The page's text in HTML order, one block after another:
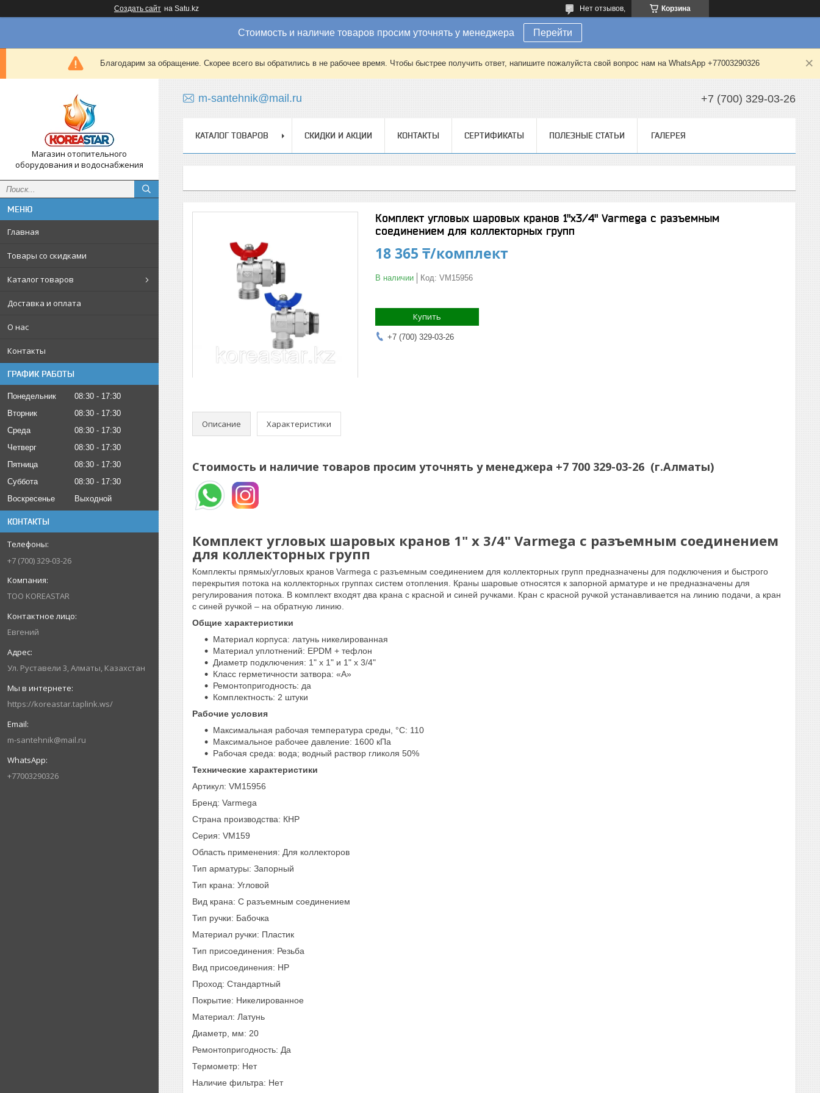
Создать сайт на Satu.kz Корзина
Нет отзывов,
Стоимость и наличие товаров просим уточнять у менеджера Перейти
Благодарим за обращение. Скорее всего вы обратились в не рабочее время. Чтобы быстрее получить ответ, напишите пожалуйста свой вопрос нам на WhatsApp +77003290326
Магазин отопительного
оборудования и водоснабжения
Главная
Товары со скидками
Каталог товаров
Доставка и оплата
О нас
Контакты
ГРАФИК РАБОТЫ
Понедельник 08:30
17:30
Вторник
08:30
17:30
Среда
08:30
17:30
Четверг
08:30
17:30
Пятница
08:30
17:30
Суббота
08:30
17:30
Воскресенье
Выходной
КОНТАКТЫ
+7 (700) 329-03-26
ТОО KOREASTAR
Евгений
Ул. Руставели 3, Алматы, Казахстан
https://koreastar.taplink.ws/
m-santehnik@mail.ru
+77003290326
m-santehnik@mail.ru +7 (700) 329-03-26
КАТАЛОГ ТОВАРОВ СКИДКИ И АКЦИИ КОНТАКТЫ СЕРТИФИКАТЫ ПОЛЕЗНЫЕ СТАТЬИ ГАЛЕРЕЯ
Комплект угловых шаровых кранов 1"х3/4" Varmega с разъемным
соединением для коллекторных групп
18 365 ₸/комплект
В наличии Код: VM15956
Купить
+7 (700) 329-03-26
Описание Характеристики
Стоимость и наличие товаров просим уточнять у менеджера +7 700 329-03-26 (г.Алматы)
Комплект угловых шаровых кранов 1" х 3/4" Varmega с разъемным соединением
для коллекторных групп
Комплекты прямых/угловых кранов Varmega с разъемным соединением для коллекторных групп предназначены для подключения и быстрого
перекрытия потока на коллекторных группах систем отопления. Краны шаровые относятся к запорной арматуре и не предназначены для
регулирования потока. В комплект входят два крана с красной и синей ручками. Кран с красной ручкой устанавливается на линию подачи, а кран
с синей ручкой – на обратную линию.
Общие характеристики
Материал корпуса: латунь никелированная
Материал уплотнений: EPDM + тефлон
Диаметр подключения: 1" х 1" и 1" х 3/4"
Класс герметичности затвора: «А»
Ремонтопригодность: да
Комплектность: 2 штуки
Рабочие условия
Максимальная рабочая температура среды, °С: 110
Максимальное рабочее давление: 1600 кПа
Рабочая среда: вода; водный раствор гликоля 50%
Технические характеристики
Артикул: VM15956
Бренд: Varmega
Страна производства: КНР
Серия: VM159
Область применения: Для коллекторов
Тип арматуры: Запорный
Тип крана: Угловой
Вид крана: С разъемным соединением
Тип ручки: Бабочка
Материал ручки: Пластик
Тип присоединения: Резьба
Вид присоединения: НР
Проход: Стандартный
Покрытие: Никелированное
Материал: Латунь
Диаметр, мм: 20
Ремонтопригодность: Да
Термометр: Нет
Наличие фильтра: Нет